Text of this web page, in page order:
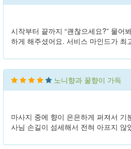
시작부터 끝까지 “괜찮으세요?” 물어
하게 해주셨어요. 서비스 마인드가 최
노니향과 꿀향이 가득
마사지 중에 향이 은은하게 퍼져서 기
사님 손길이 섬세해서 전혀 아프지 않